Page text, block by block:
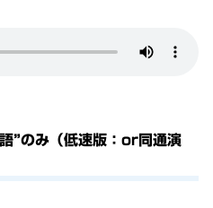
”のみ（低速版：or同通演